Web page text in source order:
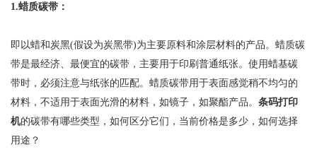
1.蜡质碳带：
即以蜡和炭黑(假设为炭黑带)为主要原料和涂层材料的产品。蜡质碳
带是最经济、最便宜的碳带，主要用于印刷普通纸张。使用蜡基碳
带时，必须注意与纸张的匹配。蜡质碳带用于表面感觉稍不均匀的
材料，不适用于表面光滑的材料，如镜子，如聚酯产品。 条码打印
机的碳带有哪些类型，如何区分它们，当前价格是多少，如何选择
用途？